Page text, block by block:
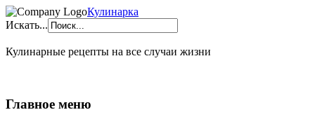
Кулинарка
Искать...
Кулинарные рецепты на все случаи жизни
Главное меню